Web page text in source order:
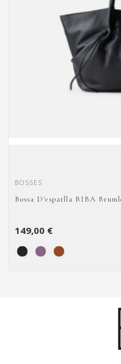
BOSSES
Bossa D'espatlla BIBA
149,00 €